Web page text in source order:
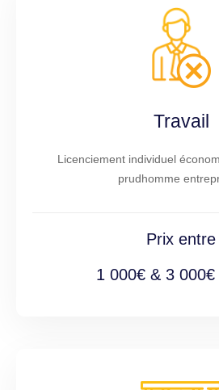
Travail
Licenciement individuel
prudhomme
Prix entre
1 000€ & 3